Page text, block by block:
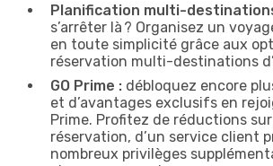
Planification multi-
s’arrêter là ? Organisez un
en toute simplicité grâce aux
réservation multi-destinations
GO Prime : débloquez encore
et d’avantages exclusifs en
Prime. Profitez de réductions
réservation, d’un service client
nombreux privilèges